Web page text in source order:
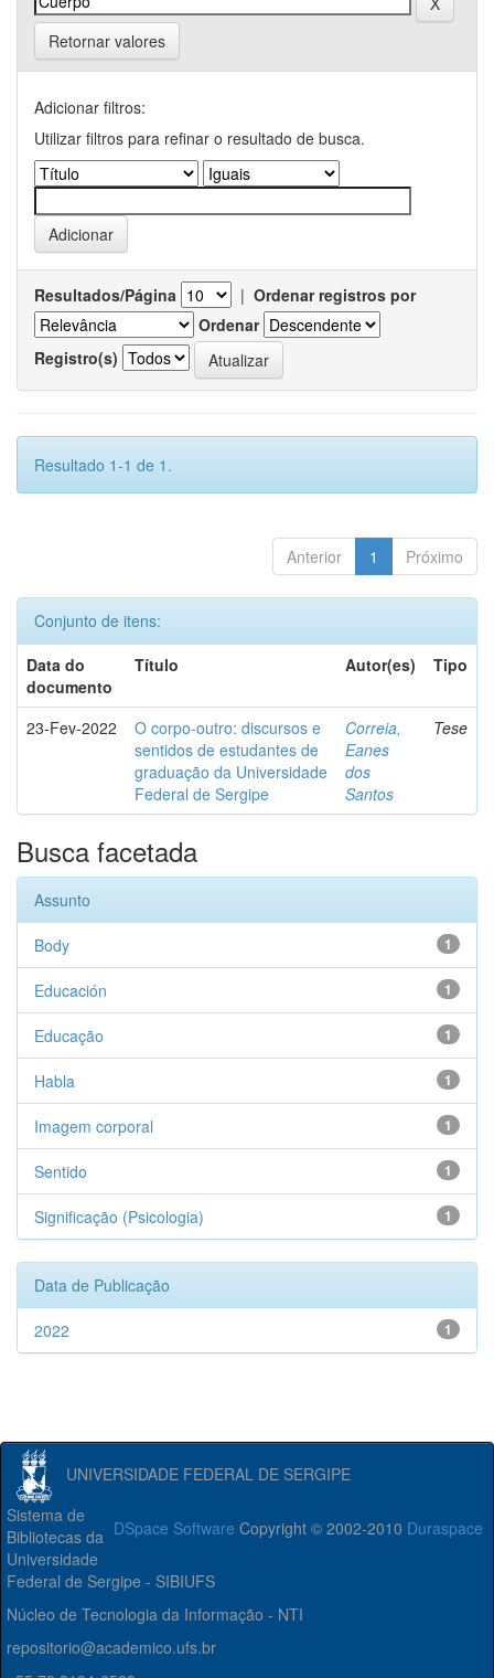
Retornar valores
Adicionar filtros:
Utilizar filtros para refinar o resultado de busca.
Resultados/Página | Ordenar registros por
Ordenar
Registro(s)
Resultado 1-1 de 1.
Anterior 1 Próximo
Conjunto de itens:
Data do
documento
Título Autor(es) Tipo
23-Fev-2022
O corpo-outro: discursos e
sentidos de estudantes de
graduação da Universidade
Federal de Sergipe
Correia,
Eanes
dos
Santos
Tese
Busca facetada
Assunto
1
Body
1
Educación
1
Educação
1
Habla
1
Imagem corporal
1
Sentido
1
Significação (Psicologia)
Data de Publicação
1
2022
UNIVERSIDADE FEDERAL DE SERGIPE
DSpace Software Copyright © 2002-2010 Duraspace
Sistema de
Bibliotecas da
Universidade
Federal de Sergipe - SIBIUFS
Núcleo de Tecnologia da Informação - NTI
repositorio@academico.ufs.br